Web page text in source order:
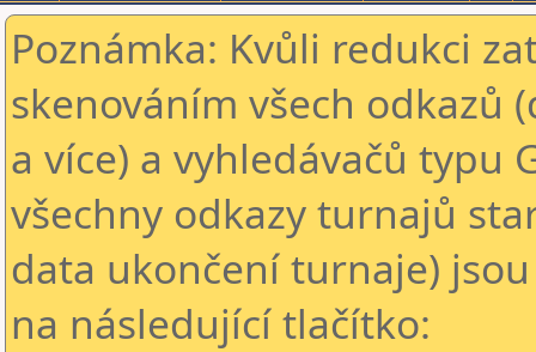
Poznámka: Kvůli redukci
skenováním všech odkazů
a více) a vyhledávačů typu
všechny odkazy turnajů
data ukončení turnaje)
na následující tlačítko: